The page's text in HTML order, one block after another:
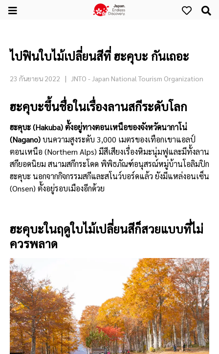
ไปฟินใบไม้เปลี่ยนสีที่ ฮะคุบะ กันเถอะ
23 กันยายน 2022 JNTO - Japan National Tourism Organization
ฮะคุบะขึ้นชื่อในเรื่องลานสกีระดับโลก
ฮะคุบะ (Hakuba) ตั้งอยู่ทางตอนเหนือของจังหวัดนากาโน่
(Nagano)บนความสูงระดับ 3,000 เมตรของเทือกเขาแอลป์
ตอนเหนือ (Northern Alps) มีสีเสียงเรื่องหิมะนุ่มฟูและมีทั้งลาน
สกียอดนิยม สนามสกีกระโดด พิพิธภัณฑ์อนุสรณ์หมู่บ้านโอลิมปิก
ฮะคุบะ นอกจากกิจกรรมสกีและสโนว์บอร์ดแล้ว ยังมีแหล่งอนเซ็น
(Onsen) ตั้งอยู่รอบเมืองอีกด้วย
ฮะคุบะในฤดูใบไม้เปลี่ยนสีก็สวยแบบที่ไม่
ควรพลาด